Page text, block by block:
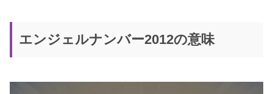
エンジェルナンバー2012の意味